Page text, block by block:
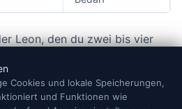
Leon, den du zwei bis vier
du dagegen nur für
brauchst, beruflich unsicher
Cookies und lokale Speicherungen,
und Funktionen wie